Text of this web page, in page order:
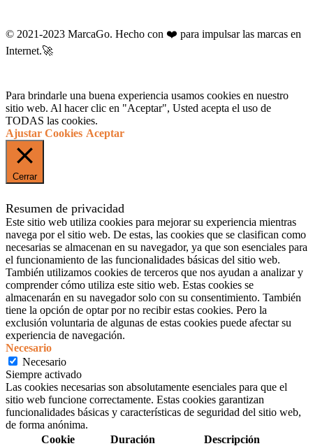
© 2021-2023 MarcaGo. Hecho con ❤️ para impulsar las marcas en
Internet.🚀
Para brindarle una buena experiencia usamos cookies en nuestro
sitio web. Al hacer clic en "Aceptar", Usted acepta el uso de
TODAS las cookies.
Ajustar Cookies Aceptar
Cerrar
Resumen de privacidad
Este sitio web utiliza cookies para mejorar su experiencia mientras
navega por el sitio web. De estas, las cookies que se clasifican como
necesarias se almacenan en su navegador, ya que son esenciales para
el funcionamiento de las funcionalidades básicas del sitio web.
También utilizamos cookies de terceros que nos ayudan a analizar y
comprender cómo utiliza este sitio web. Estas cookies se
almacenarán en su navegador solo con su consentimiento. También
tiene la opción de optar por no recibir estas cookies. Pero la
exclusión voluntaria de algunas de estas cookies puede afectar su
experiencia de navegación.
Necesario
Necesario
Siempre activado
Las cookies necesarias son absolutamente esenciales para que el
sitio web funcione correctamente. Estas cookies garantizan
funcionalidades básicas y características de seguridad del sitio web,
de forma anónima.
Cookie
Duración Descripción